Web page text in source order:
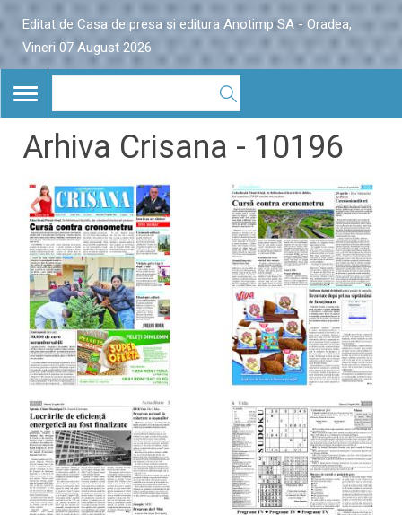
Editat de Casa de presa si editura Anotimp SA - Oradea,
Vineri 07 August 2026
TOGGLE
NAVIGATION
Arhiva Crisana - 10196